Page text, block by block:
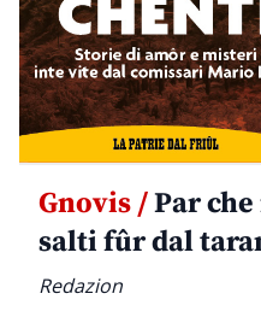
Gnovis /Par
salti fûr dal
Redazion